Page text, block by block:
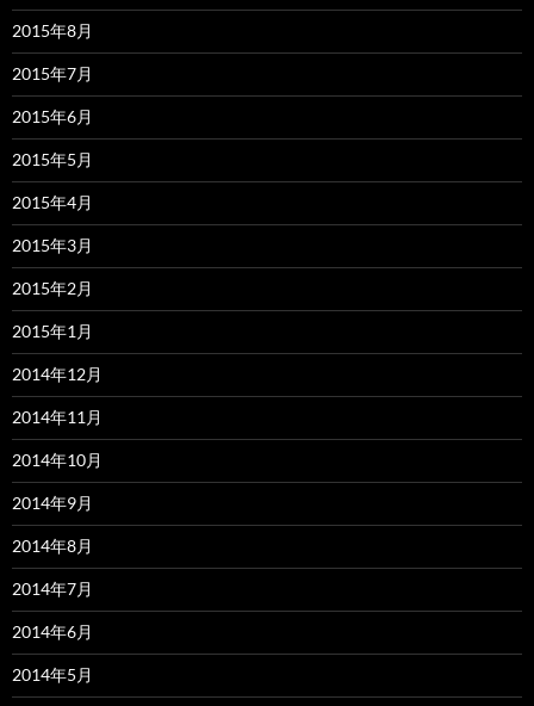
2015年8月
2015年7月
2015年6月
2015年5月
2015年4月
2015年3月
2015年2月
2015年1月
2014年12月
2014年11月
2014年10月
2014年9月
2014年8月
2014年7月
2014年6月
2014年5月